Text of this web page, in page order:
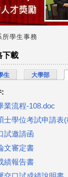
所學生事務
下載
生 大學部
:
業流程-108.doc
士學位考試申請表
試邀請函
文審定書
績報告書